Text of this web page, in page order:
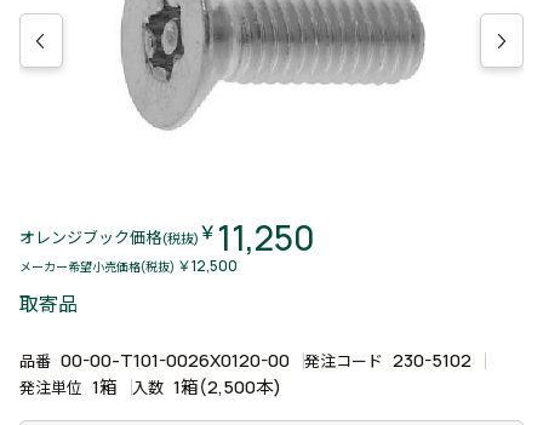
オレンジブック価格(税抜) ￥ 11,250
メーカー希望小売価格(税抜) ￥12,500
取寄品
品番 00-00-T101-0026X0120-00 発注コード 230-5102
発注単位 1箱 入数 1箱(2,500本)